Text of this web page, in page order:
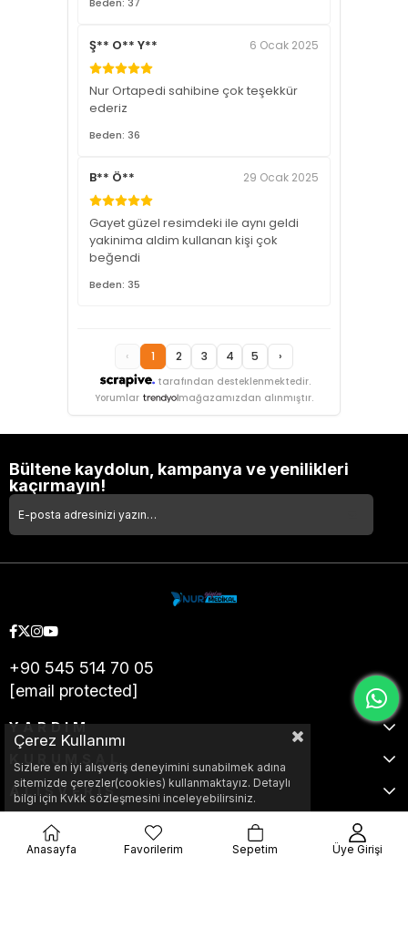
Ş** O** Y** 6 Ocak 2025
Nur Ortapedi sahibine çok teşekkür
ederiz
Beden: 36
B** Ö** 29 Ocak 2025
Gayet güzel resimdeki ile aynı geldi
yakinima aldim kullanan kişi çok
beğendi
Beden: 35
tarafından desteklenmektedir.
‹ 1 2 3 4 5 ›
Yorumlar mağazamızdan alınmıştır.
Bültene kaydolun, kampanya ve yenilikleri
kaçırmayın!
+90 545 514 70 05
[email protected]
YARDIM
ALIŞVERİŞ
Çerez Kullanımı
Sizlere en iyi alışveriş deneyimini sunabilmek adına
sitemizde çerezler(cookies) kullanmaktayız. Detaylı
bilgi için Kvkk sözleşmesini inceleyebilirsiniz.
Anasayfa Favorilerim Sepetim Üye Girişi